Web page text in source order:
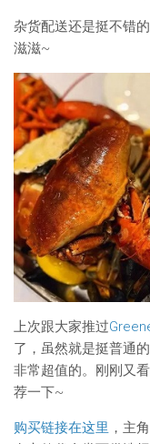
杂货配送还是挺不错
滋滋~
上次跟大家推过
了，虽然就是挺普通
非常超值的。刚刚又
荐一下~
购买链接在这里 ，主